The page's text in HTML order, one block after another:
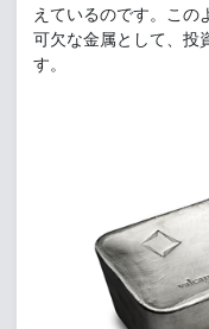
えているのです。この
可欠な金属として、投
す。